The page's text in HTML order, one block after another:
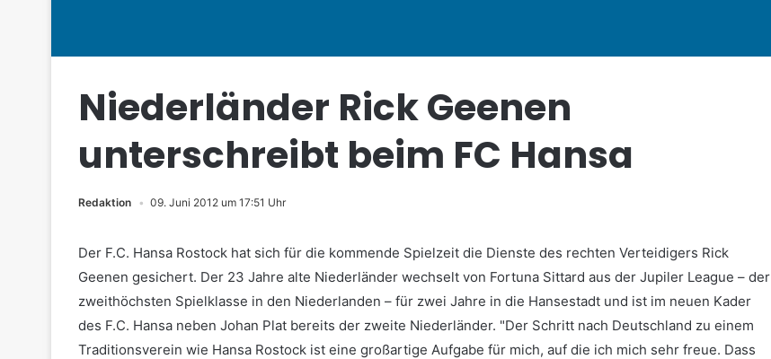
Niederländer Rick Geenen
unterschreibt beim FC Hansa
Redaktion 09. Juni 2012 um 17:51 Uhr
Der F.C. Hansa Rostock hat sich für die kommende Spielzeit die Dienste des rechten Verteidigers Rick
Geenen gesichert. Der 23 Jahre alte Niederländer wechselt von Fortuna Sittard aus der Jupiler League – der
zweithöchsten Spielklasse in den Niederlanden – für zwei Jahre in die Hansestadt und ist im neuen Kader
des F.C. Hansa neben Johan Plat bereits der zweite Niederländer. "Der Schritt nach Deutschland zu einem
Traditionsverein wie Hansa Rostock ist eine großartige Aufgabe für mich, auf die ich mich sehr freue. Dass